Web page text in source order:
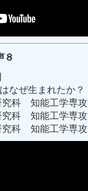
８
なぜ生まれたか？
究科 知能工学専
知能工学専攻
知能工学専攻